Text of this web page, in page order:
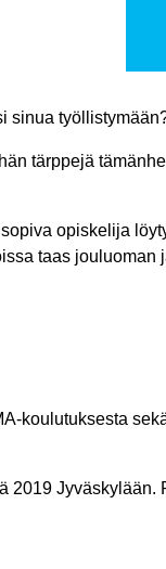
tärppejä
opiskelija
taas jouluoman
koulutuksesta